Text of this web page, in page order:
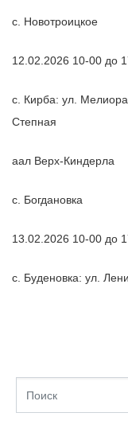
с. Новотроицкое
12.02.2026 10-00 до
с. Кирба: ул.
Степная
аал Верх-Киндерла
с. Богдановка
13.02.2026 10-00 до
с. Буденовка: ул.